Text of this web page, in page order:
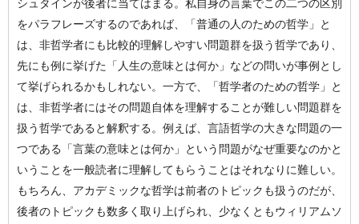
シュタインが後者に当てはまる。私自身の言葉でこの二つの区別
をパラフレーズするのであれば、「普通の人のための哲学」と
は、非哲学者にも比較的理解しやすい問題群を扱う哲学であり、
先にも例に挙げた「人生の意味とは何か」などの問いが事例とし
て挙げられるかもしれない。一方で、「哲学者のための哲学」と
は、非哲学者にはその問題自体を理解することが難しい問題群を
扱う哲学であると解釈する。例えば、言語哲学の大きな問題の一
つである「言葉の意味とは何か」という問題がなぜ重要なのかと
いうことを一般読者に理解してもらうことはそれなりに難しい。
もちろん、アカデミックな哲学は前者のトピックも扱うのだが、
後者のトピックも数多く取り上げられ、少なくともウィリアムソ